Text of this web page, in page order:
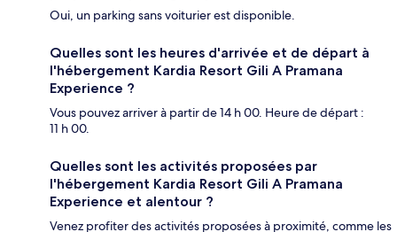
Oui, un parking sans voiturier est disponible.
Quelles sont les heures d'arrivée et de départ à
l'hébergement Kardia Resort Gili A Pramana
Experience ?
Vous pouvez arriver à partir de 14 h 00. Heure de départ :
11 h 00.
Quelles sont les activités proposées par
l'hébergement Kardia Resort Gili A Pramana
Experience et alentour ?
Venez profiter des activités proposées à proximité, comme les